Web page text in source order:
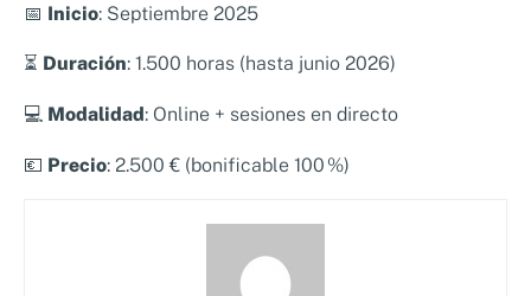
📅 Inicio: Septiembre 2025
⏳ Duración: 1.500 horas (hasta junio 2026)
💻 Modalidad : Online + sesiones en directo
💶 Precio: 2.500 € (bonificable 100 %)